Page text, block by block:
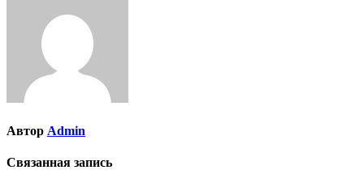
Автор Admin
Связанная запись